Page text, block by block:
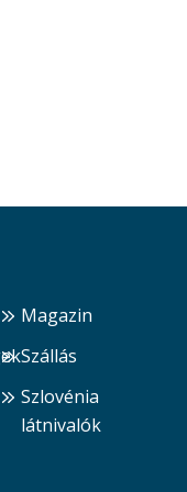
Magazin
Szállás
Szlovénia
látnivalók